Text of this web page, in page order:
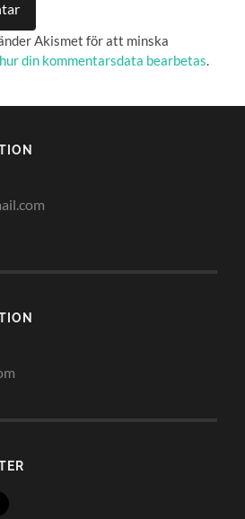
Akismet för att minska
din kommentarsdata bearbetas.